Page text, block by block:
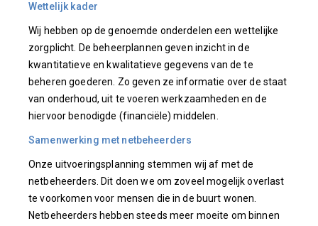
Wettelijk kader
Wij hebben op de genoemde onderdelen een wettelijke
zorgplicht. De beheerplannen geven inzicht in de
kwantitatieve en kwalitatieve gegevens van de te
beheren goederen. Zo geven ze informatie over de staat
van onderhoud, uit te voeren werkzaamheden en de
hiervoor benodigde (financiële) middelen.
Samenwerking met netbeheerders
Onze uitvoeringsplanning stemmen wij af met de
netbeheerders. Dit doen we om zoveel mogelijk overlast
te voorkomen voor mensen die in de buurt wonen.
Netbeheerders hebben steeds meer moeite om binnen